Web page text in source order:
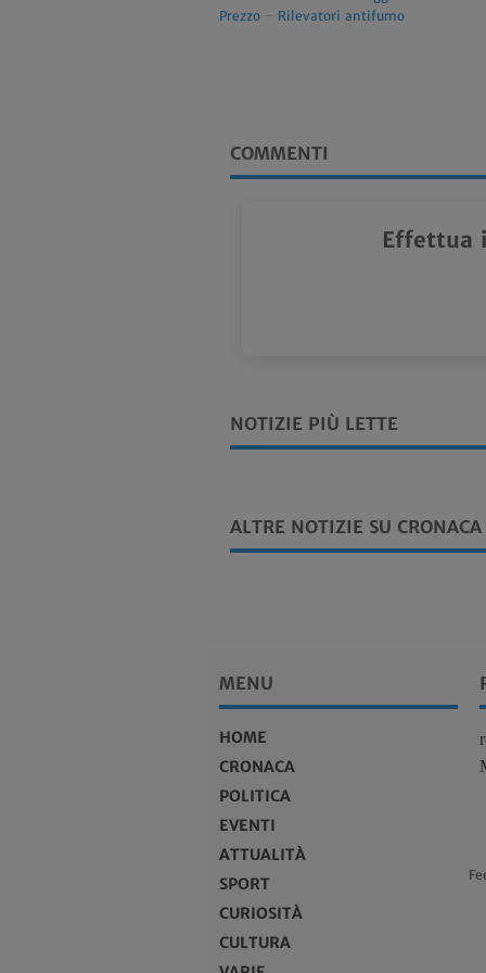
Prezzo - Rilevatori antifumo
COMMENTI
Effettua
NOTIZIE PIÙ LETTE
ALTRE NOTIZIE SU CRONACA
MENU
HOME
CRONACA
POLITICA
EVENTI
ATTUALITÀ
SPORT
CURIOSITÀ
CULTURA